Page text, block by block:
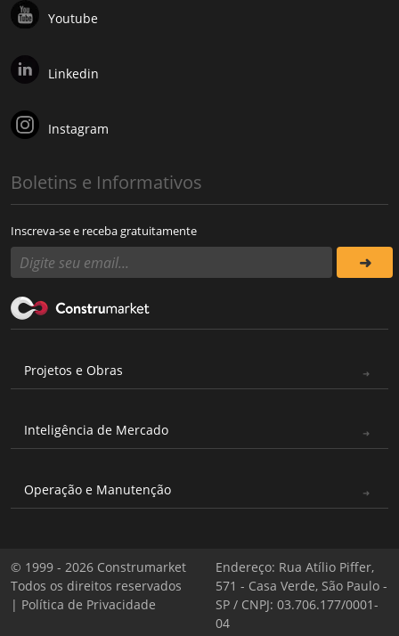
Youtube
Linkedin
Instagram
Boletins e Informativos
Inscreva-se e receba gratuitamente
Projetos e Obras
Inteligência de Mercado
Operação e Manutenção
© 1999 - 2026 Construmarket
Todos os direitos reservados
| Política de Privacidade
Endereço: Rua Atílio Piffer,
571 - Casa Verde, São Paulo -
SP / CNPJ: 03.706.177/0001-
04